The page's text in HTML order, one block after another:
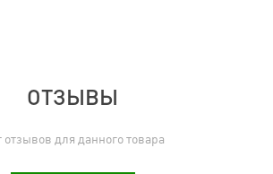
ОТЗЫВЫ
отзывов для данного товара